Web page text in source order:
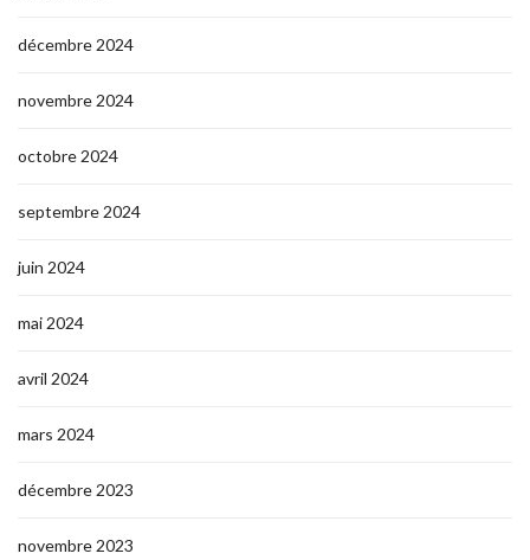
décembre 2024
novembre 2024
octobre 2024
septembre 2024
juin 2024
mai 2024
avril 2024
mars 2024
décembre 2023
novembre 2023